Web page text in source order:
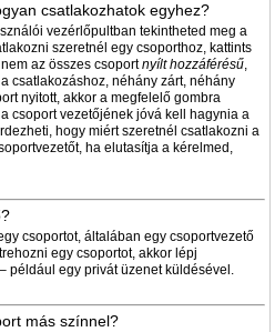
csatlakozhatok egyhez?
vezérlőpultban tekintheted meg a
szeretnél egy csoporthoz, kattints
az összes csoportnyílt hozzáférésű,
csatlakozáshoz, néhány zárt, néhány
nyitott, akkor a megfelelő gombra
csoport vezetőjének jóvá kell hagynia a
hogy miért szeretnél csatlakozni a
ha elutasítja a kérelmed,
csoportot, általában egy csoportvezető
egy csoportot, akkor lépj
például egy privát üzenet küldésével.
más színnel?